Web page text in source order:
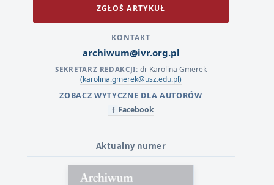
ZGŁOŚ ARTYKUŁ
KONTAKT
archiwum@ivr.org.pl
SEKRETARZ REDAKCJI: dr Karolina Gmerek
(karolina.gmerek@usz.edu.pl)
ZOBACZ WYTYCZNE DLA AUTORÓW
f Facebook
Aktualny numer